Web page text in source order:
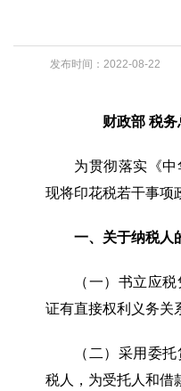
发布时间：2022-08-22
财政部 税务
为贯彻落实《中
现将印花税若干事项
一、关于纳税人
（一）书立应
证有直接权利义务关
（二）采用委
税人，为受托人和借